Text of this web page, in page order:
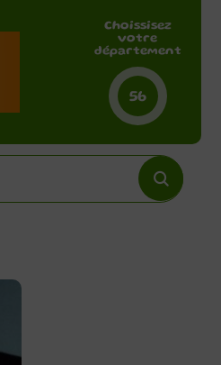
Choissisez
votre
département
56